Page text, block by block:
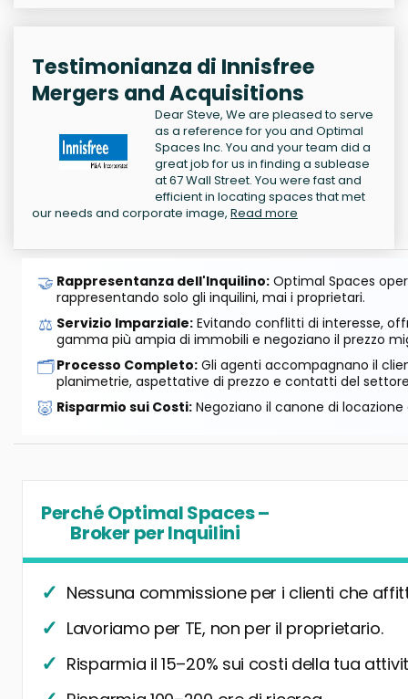
Testimonianza di Innisfree
Mergers and Acquisitions
Dear Steve, We are pleased to serve
as a reference for you and Optimal
Spaces Inc. You and your team did a
great job for us in finding a sublease
at 67 Wall Street. You were fast and
efficient in locating spaces that met
our needs and corporate image, Read more
🤝 Rappresentanza dell'Inquilino: Optimal Spaces
rappresentando solo gli inquilini, mai i proprietari.
⚖️ Servizio Imparziale: Evitando conflitti di interesse,
gamma più ampia di immobili e negoziano il prezzo
🗂️Processo Completo: Gli agenti accompagnano il
planimetrie, aspettative di prezzo e contatti del
🐷 Risparmio sui Costi: Negoziano il canone di
Perché Optimal Spaces –
Broker per Inquilini
Nessuna commissione per i clienti che
Lavoriamo per TE, non per il proprietario.
Risparmia il 15–20% sui costi della tua